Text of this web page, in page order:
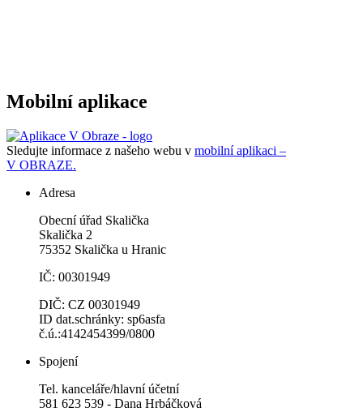
Mobilní aplikace
Sledujte informace z našeho webu v mobilní aplikaci –
V OBRAZE.
Adresa
Obecní úřad Skalička
Skalička 2
75352 Skalička u Hranic
IČ: 00301949
DIČ: CZ 00301949
ID dat.schránky: sp6asfa
č.ú.:4142454399/0800
Spojení
Tel. kanceláře/hlavní účetní
581 623 539 - Dana Hrbáčková